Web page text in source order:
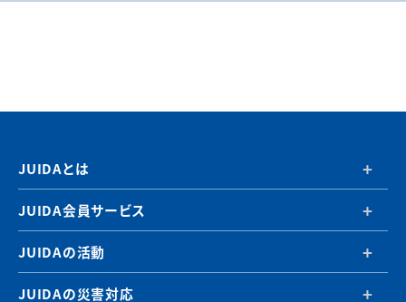
JUIDAとは
JUIDA会員サービス
JUIDAの活動
JUIDAの災害対応